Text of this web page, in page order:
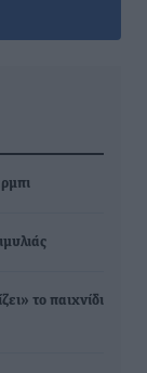
το παιχνίδι